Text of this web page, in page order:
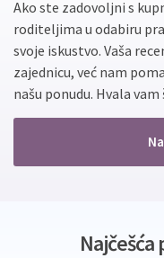
Ako ste zadovoljni s
roditeljima u odabiru
svoje iskustvo. Vaša
zajednicu, već nam
našu ponudu. Hvala
Najčešća